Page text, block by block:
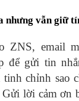
nhưng vẫn giữ
ZNS, email
để gửi tin
tinh chỉnh sao
lời cảm ơn